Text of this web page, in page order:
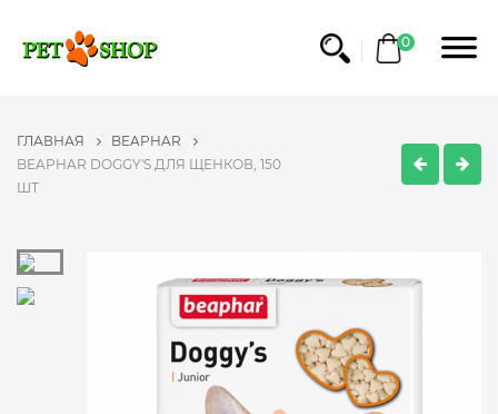
0
ГЛАВНАЯ
BEAPHAR
BEAPHAR DOGGY'S ДЛЯ ЩЕНКОВ, 150
ШТ